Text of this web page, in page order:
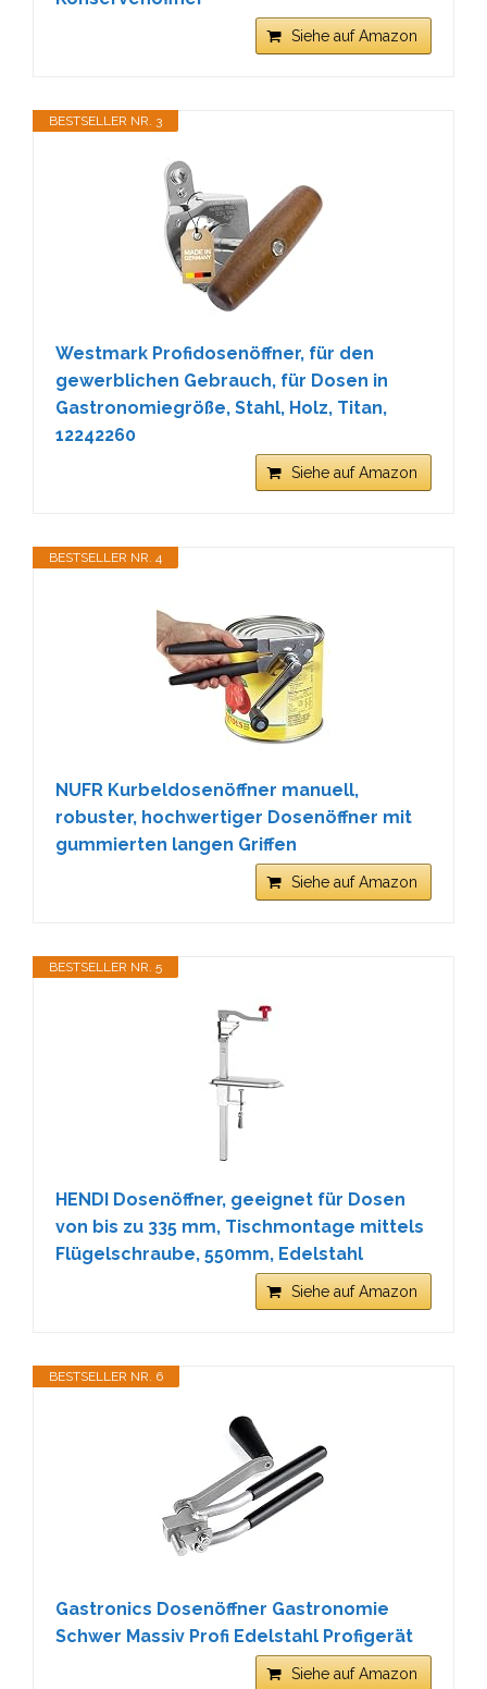
Siehe auf Amazon
BESTSELLER NR. 3
Westmark Profidosenöffner, für den
gewerblichen Gebrauch, für Dosen in
Gastronomiegröße, Stahl, Holz, Titan,
12242260
Siehe auf Amazon
BESTSELLER NR. 4
NUFR Kurbeldosenöffner manuell,
robuster, hochwertiger Dosenöffner mit
gummierten langen Griffen
Siehe auf Amazon
BESTSELLER NR. 5
HENDI Dosenöffner, geeignet für Dosen
von bis zu 335 mm, Tischmontage mittels
Flügelschraube, 550mm, Edelstahl
Siehe auf Amazon
BESTSELLER NR. 6
Gastronics Dosenöffner Gastronomie
Schwer Massiv Profi Edelstahl Profigerät
Siehe auf Amazon